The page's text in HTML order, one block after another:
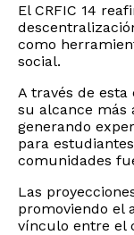
El CRFIC 14
como
social.
A través de
su alcance más
generando
para
comunidades
Las
promoviendo el
vínculo entre el